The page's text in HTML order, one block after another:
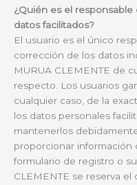
¿Quién es el
datos facilitados?
El usuario es el único
corrección de los datos
MURUA CLEMENTE de
respecto. Los usuarios
cualquier caso, de la
los datos personales
mantenerlos
proporcionar información
formulario de registro o
CLEMENTE se reserva